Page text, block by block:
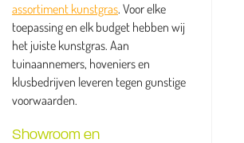
assortiment kunstgras. Voor elke
toepassing en elk budget hebben wij
het juiste kunstgras. Aan
tuinaannemers, hoveniers en
klusbedrijven leveren tegen gunstige
voorwaarden.
Showroom en